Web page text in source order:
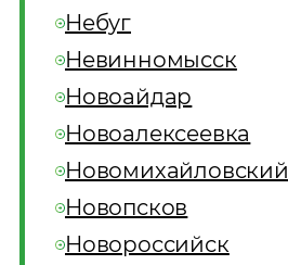
Небуг
Невинномысск
Новоайдар
Новоалексеевка
Новомихайловский
Новопсков
Новороссийск